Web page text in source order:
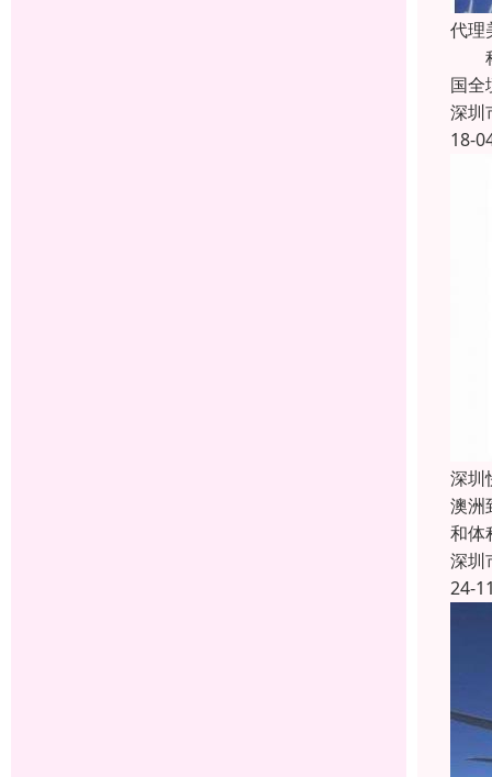
代理
科
国
深圳
18-
深圳
澳洲
和体
深圳
24-